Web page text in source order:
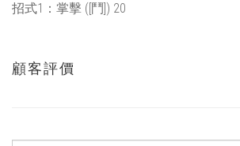
招式1：掌擊 ([鬥]) 20
顧客評價